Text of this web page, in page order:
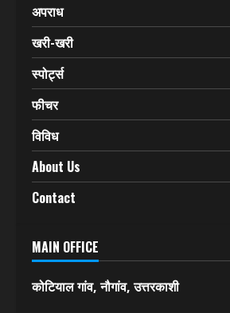
अपराध
खरी-खरी
स्पोर्ट्स
फीचर
विविध
About Us
Contact
MAIN OFFICE
कोटियाल गांव, नौगांव, उत्तरकाशी